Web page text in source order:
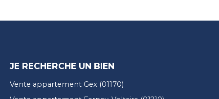
JE RECHERCHE UN BIEN
Vente appartement Gex (01170)